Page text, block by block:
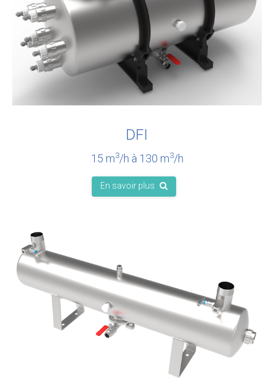
DFI
15 m3/h à 130 m3/h
En savoir plus